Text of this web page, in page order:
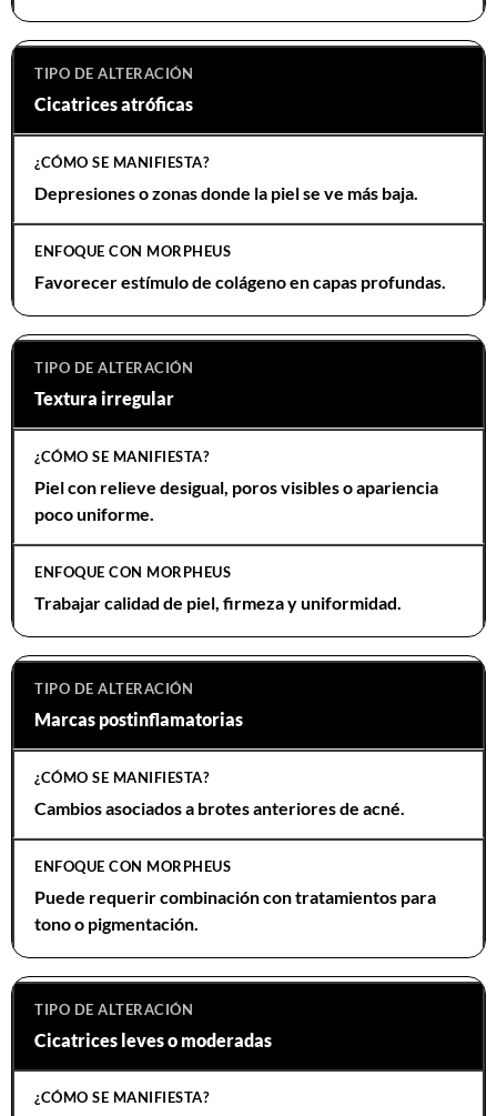
Cicatrices atróficas
Depresiones o zonas donde la piel se ve más baja.
Favorecer estímulo de colágeno en capas profundas.
Textura irregular
Piel con relieve desigual, poros visibles o apariencia
poco uniforme.
Trabajar calidad de piel, firmeza y uniformidad.
Marcas postinflamatorias
Cambios asociados a brotes anteriores de acné.
Puede requerir combinación con tratamientos para
tono o pigmentación.
Cicatrices leves o moderadas